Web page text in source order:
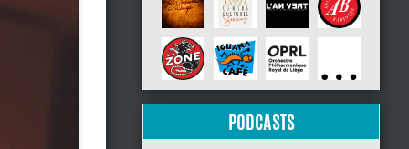
PODCASTS